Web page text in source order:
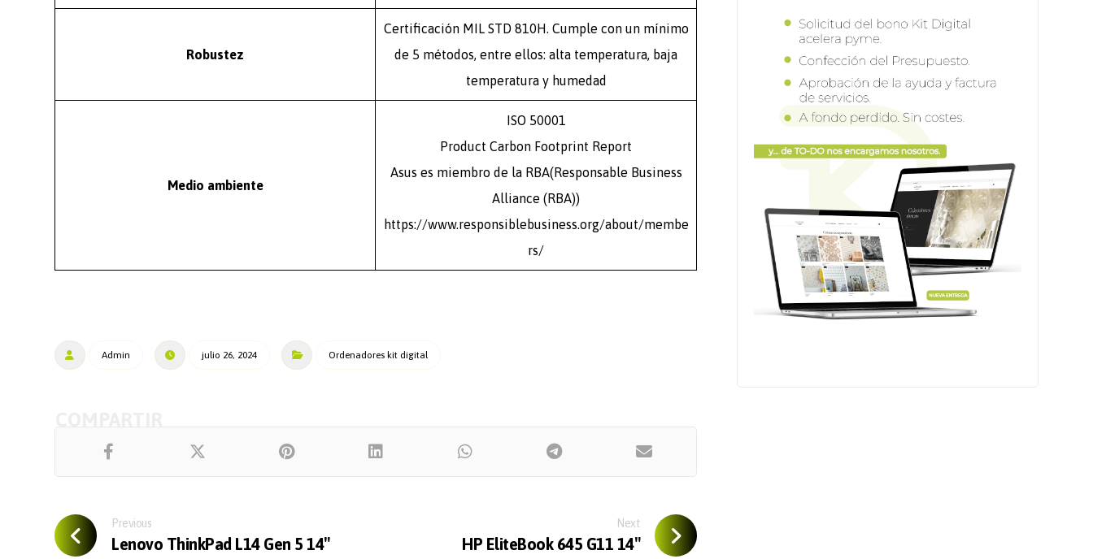
Robustez
Certificación MIL STD 810H. Cumple con un mínimo
de 5 métodos, entre ellos: alta temperatura, baja
temperatura y humedad
Medio ambiente
ISO 50001
Product Carbon Footprint Report
Asus es miembro de la RBA(Responsable Business
Alliance (RBA))
https://www.responsiblebusiness.org/about/membe
rs/
Admin julio 26, 2024 Ordenadores kit digital
Previous
Lenovo ThinkPad L14 Gen 5 14″
Next
HP EliteBook 645 G11 14″